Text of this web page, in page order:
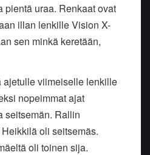
pientä uraa. Renkaat ovat
illan lenkille Vision X-
sen minkä keretään,
ajetulle viimeiselle lenkille
nopeimmat ajat
seitsemän. Rallin
oli seitsemäs.
oli toinen sija.